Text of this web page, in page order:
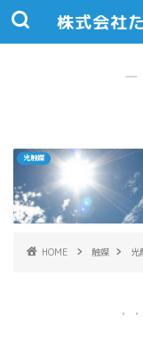
株式会社
―
光触媒
HOME 触媒 光